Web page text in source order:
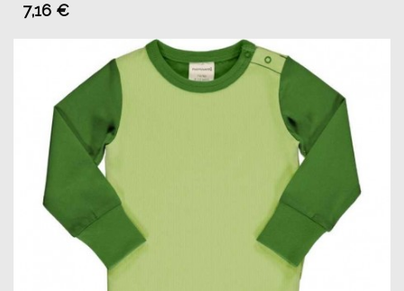
7,16 €